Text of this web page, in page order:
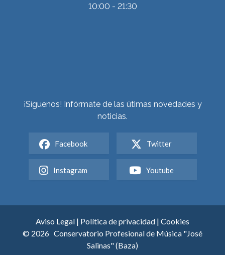
10:00 - 21:30
¡Síguenos! Infórmate de las útimas novedades y
noticias.
Facebook Twitter
Instagram Youtube
Aviso Legal | Política de privacidad | Cookies
© 2026 Conservatorio Profesional de Música "José
Salinas" (Baza)